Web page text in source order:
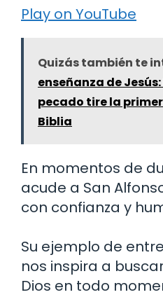
Play on YouTube
Quizás también te
enseñanza de
pecado tire la
Biblia
En momentos de
acude a San
con confianza y
Su ejemplo de
nos inspira a
Dios en todo